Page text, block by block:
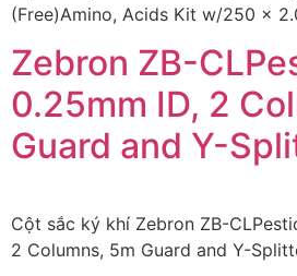
(Free)Amino, Acids Kit w/250 x
Zebron ZB-
0.25mm ID, 2
Guard and Y-
Cột sắc ký khí Zebron ZB-
2 Columns, 5m Guard and Y-